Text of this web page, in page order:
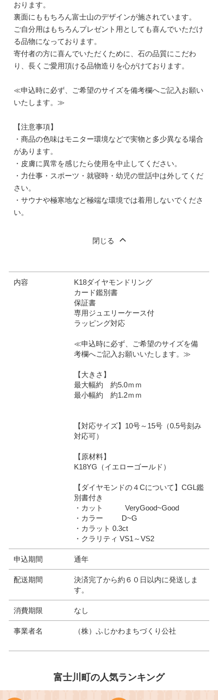
おります。
裏面にももちろん富士山のデザインが施されています。
ご自分用はもちろんプレゼント用としても喜んでいただけ
る品物になっております。
寄付者の方に喜んでいただくために、石の品質にこだわ
り、長くご愛用頂ける品物造りを心がけております。
≪申込時に必ず、ご希望のサイズを備考欄へご記入お願い
いたします。≫
【注意事項】
・商品の色味はモニター環境などで実物と多少異なる場合
があります。
・皮膚に異常を感じたら使用を中止してください。
・力仕事・スポーツ・就寝時・幼児の世話中は外してくだ
さい。
・サウナや極寒地など極端な環境では着用しないでくださ
い。
閉じる
内容
K18ダイヤモンドリング
カード鑑別書
保証書
専用ジュエリーケース付
ラッピング対応
≪申込時に必ず、ご希望のサイズを備
考欄へご記入お願いいたします。≫
【大きさ】
最大幅約 約5.0ｍｍ
最小幅約 約1.2ｍｍ
【対応サイズ】10号～15号（0.5号刻み
対応可）
【原材料】
K18YG（イエローゴールド）
【ダイヤモンドの４Cについて】CGL鑑
別書付き
・カット VeryGood~Good
・カラー D~G
・カラット 0.3ct
・クラリティ VS1～VS2
申込期間 通年
配送期間
決済完了から約６０日以内に発送しま
す。
消費期限 なし
事業者名 （株）ふじかわまちづくり公社
富士川町の人気ランキング